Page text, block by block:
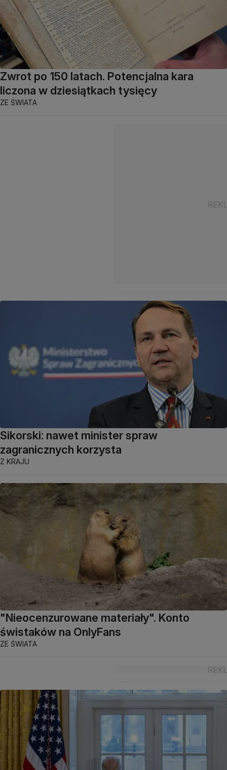
Zwrot po 150 latach. Potencjalna kara
liczona w dziesiątkach tysięcy
ZE ŚWIATA
Sikorski: nawet minister spraw
zagranicznych korzysta
Z KRAJU
"Nieocenzurowane materiały". Konto
świstaków na OnlyFans
ZE ŚWIATA